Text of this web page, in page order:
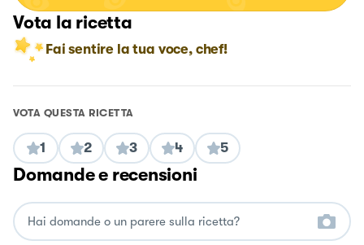
Vota la ricetta
Fai sentire la tua voce, chef!
VOTA QUESTA RICETTA
1 2 3 4 5
Domande e recensioni